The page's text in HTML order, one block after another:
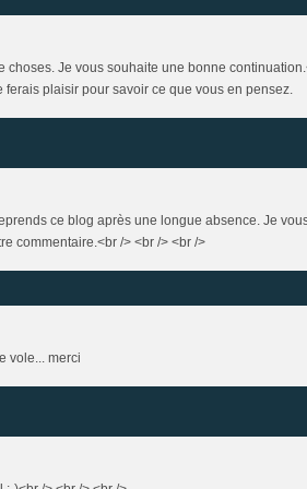
choses. Je vous souhaite une bonne
plaisir pour savoir ce que vous en pensez.
ce blog après une longue absence. Je
commentaire.<br /> <br /> <br />
vole... merci